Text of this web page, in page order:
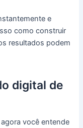
e
como construir
resultados podem
digital de
você entende